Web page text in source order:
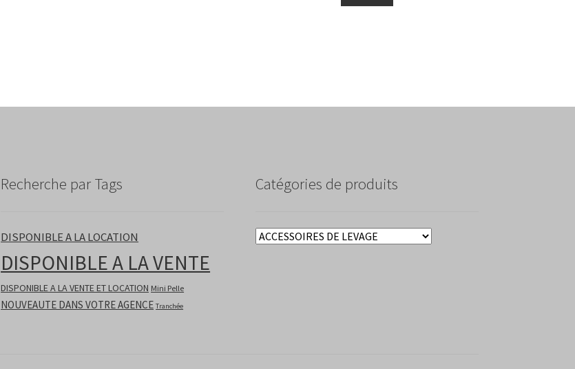
Recherche par Tags
DISPONIBLE A LA LOCATION
DISPONIBLE A LA VENTE
DISPONIBLE A LA VENTE ET LOCATION Mini Pelle
NOUVEAUTE DANS VOTRE AGENCE Tranchée
Catégories de produits